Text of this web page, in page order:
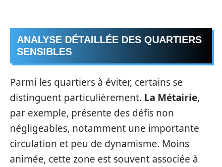
ANALYSE DÉTAILLÉE DES QUARTIERS
SENSIBLES
Parmi les quartiers à éviter, certains se
distinguent particulièrement. La Métairie,
par exemple, présente des défis non
négligeables, notamment une importante
circulation et peu de dynamisme. Moins
animée, cette zone est souvent associée à